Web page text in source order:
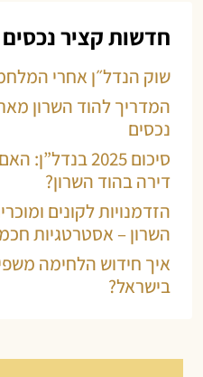
חדשות קציר נכסים
שוק הנדל״ן אחרי
המדריך להוד השרון מאת
נכסים
סיכום 2025
דירה בהוד השרון?
הזדמנויות לקונים
השרון – אסטרטגיות
איך חידוש הלחימה
בישראל?